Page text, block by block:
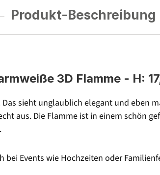
Produkt-Beschreibung
3D Flamme - H:
sieht unglaublich elegant und eben
aus. Die Flamme ist in einem schön
bei Events wie Hochzeiten oder